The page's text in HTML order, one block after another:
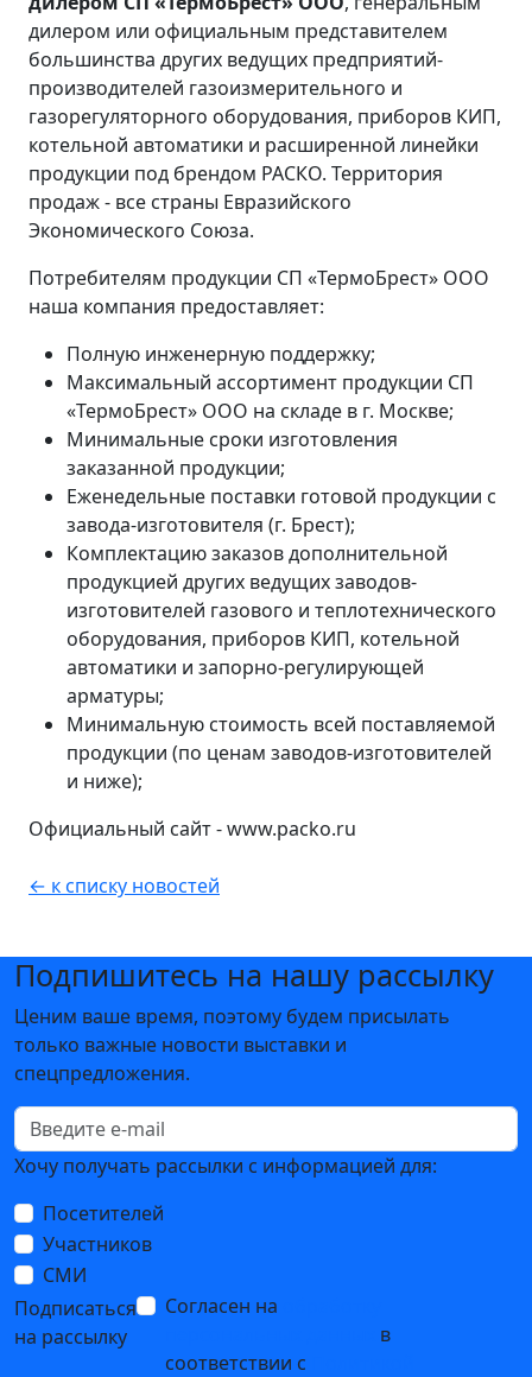
дилером или официальным представителем
большинства других ведущих предприятий-
производителей газоизмерительного и
газорегуляторного оборудования, приборов КИП,
котельной автоматики и расширенной линейки
продукции под брендом РАСКО. Территория
продаж - все страны Евразийского
Экономического Союза.
Потребителям продукции СП «ТермоБрест» ООО
наша компания предоставляет:
Полную инженерную поддержку;
Максимальный ассортимент продукции СП
«ТермоБрест» ООО на складе в г. Москве;
Минимальные сроки изготовления
заказанной продукции;
Еженедельные поставки готовой продукции с
завода-изготовителя (г. Брест);
Комплектацию заказов дополнительной
продукцией других ведущих заводов-
изготовителей газового и теплотехнического
оборудования, приборов КИП, котельной
автоматики и запорно-регулирующей
арматуры;
Минимальную стоимость всей поставляемой
продукции (по ценам заводов-изготовителей
и ниже);
Официальный сайт - www.packo.ru
← к списку новостей
Подпишитесь на нашу рассылку
Ценим ваше время, поэтому будем присылать
только важные новости выставки и
спецпредложения.
Хочу получать рассылки с информацией для:
Посетителей
Участников
СМИ
Подписаться
на рассылку
Согласен на
в
соответствии с